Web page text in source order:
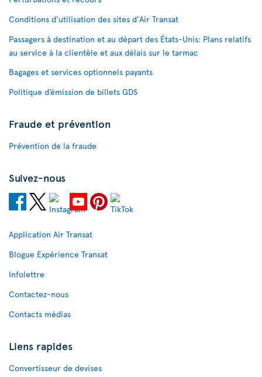
Conditions d’utilisation des sites d'Air Transat
Passagers à destination et au départ des États-Unis: Plans relatifs
au service à la clientèle et aux délais sur le tarmac
Bagages et services optionnels payants
Politique d’émission de billets GDS
Fraude et prévention
Prévention de la fraude
Suivez-nous
Application Air Transat
Blogue Expérience Transat
Infolettre
Contactez-nous
Contacts médias
Liens rapides
Convertisseur de devises